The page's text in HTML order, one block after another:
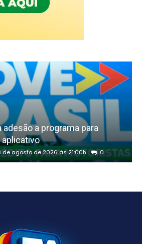
adesão a programa para
aplicativo
de agosto de 2026 às 21:00h 0